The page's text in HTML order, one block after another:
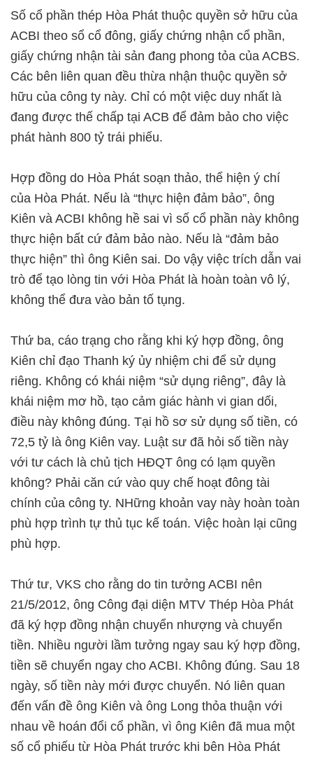
Số cổ phần thép Hòa Phát thuộc quyền sở hữu của
ACBI theo sổ cổ đông, giấy chứng nhận cổ phần,
giấy chứng nhận tài sản đang phong tỏa của ACBS.
Các bên liên quan đều thừa nhận thuộc quyền sở
hữu của công ty này. Chỉ có một việc duy nhất là
đang được thế chấp tại ACB để đảm bảo cho việc
phát hành 800 tỷ trái phiếu.
Hợp đồng do Hòa Phát soạn thảo, thể hiện ý chí
của Hòa Phát. Nếu là “thực hiện đảm bảo”, ông
Kiên và ACBI không hề sai vì số cổ phần này không
thực hiện bất cứ đảm bảo nào. Nếu là “đảm bảo
thực hiện” thì ông Kiên sai. Do vậy việc trích dẫn vai
trò để tạo lòng tin với Hòa Phát là hoàn toàn vô lý,
không thể đưa vào bản tố tụng.
Thứ ba, cáo trạng cho rằng khi ký hợp đồng, ông
Kiên chỉ đạo Thanh ký ủy nhiệm chi để sử dụng
riêng. Không có khái niệm “sử dụng riêng”, đây là
khái niệm mơ hồ, tạo cảm giác hành vi gian dối,
điều này không đúng. Tại hồ sơ sử dụng số tiền, có
72,5 tỷ là ông Kiên vay. Luật sư đã hỏi số tiền này
với tư cách là chủ tịch HĐQT ông có lạm quyền
không? Phải căn cứ vào quy chế hoạt đông tài
chính của công ty. NHững khoản vay này hoàn toàn
phù hợp trình tự thủ tục kế toán. Việc hoàn lại cũng
phù hợp.
Thứ tư, VKS cho rằng do tin tưởng ACBI nên
21/5/2012, ông Công đại diện MTV Thép Hòa Phát
đã ký hợp đồng nhận chuyển nhượng và chuyển
tiền. Nhiều người lầm tưởng ngay sau ký hợp đồng,
tiền sẽ chuyển ngay cho ACBI. Không đúng. Sau 18
ngày, số tiền này mới được chuyển. Nó liên quan
đến vấn đề ông Kiên và ông Long thỏa thuận với
nhau về hoán đổi cổ phần, vì ông Kiên đã mua một
số cổ phiếu từ Hòa Phát trước khi bên Hòa Phát